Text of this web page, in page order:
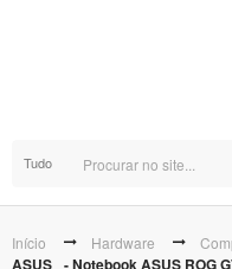
Tudo
Início Hardware
ASUS_ - Notebook ASUS ROG